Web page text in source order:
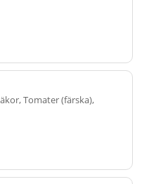
Tomater (färska),